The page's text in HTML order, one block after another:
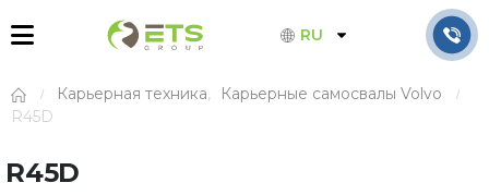
RU
Карьерная техника,
Карьерные самосвалы Volvo
R45D
R45D